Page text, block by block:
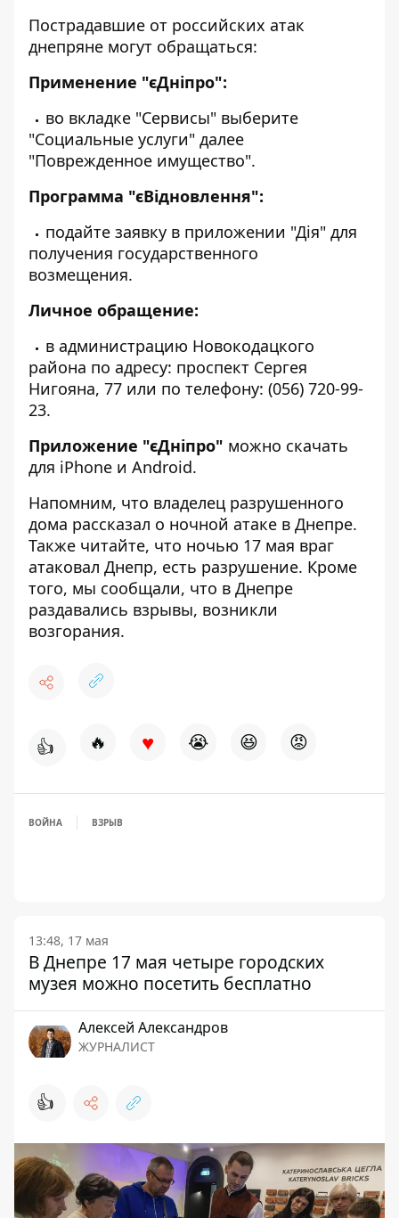
Пострадавшие от российских атак
днепряне могут обращаться:
Применение "єДніпро":
во вкладке "Сервисы" выберите
"Социальные услуги" далее
"Поврежденное имущество".
Программа "єВідновлення":
подайте заявку в приложении "Дія" для
получения государственного
возмещения.
Личное обращение:
в администрацию Новокодацкого
района по адресу: проспект Сергея
Нигояна, 77 или по телефону: (056) 720-99-
23.
Приложение "єДніпро" можно скачать
для iPhone и Android.
Напомним, что владелец разрушенного
дома рассказал о ночной атаке в Днепре.
Также читайте, что ночью 17 мая враг
атаковал Днепр, есть разрушение. Кроме
того, мы сообщали, что в Днепре
раздавались взрывы, возникли
возгорания.
👍 🔥 ♥ 😭 😆 😡
ВОЙНА ВЗРЫВ
13:48, 17 мая
В Днепре 17 мая четыре городских
музея можно посетить бесплатно
Алексей Александров
ЖУРНАЛИСТ
👍